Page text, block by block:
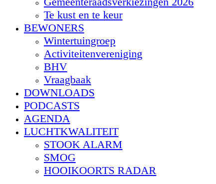
Te kust en te keur
BEWONERS
Wintertuingroep
Activiteitenvereniging
BHV
Vraagbaak
DOWNLOADS
PODCASTS
AGENDA
LUCHTKWALITEIT
STOOK ALARM
SMOG
HOOIKOORTS RADAR